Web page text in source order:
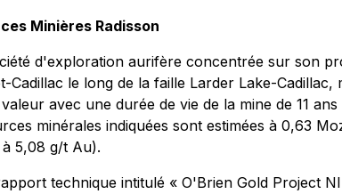
Minières Radisson
d'exploration aurifère concentrée sur son
Cadillac le long de la faille Larder Lake-
avec une durée de vie de la mine de 11
minérales indiquées sont estimées à 0,63
5,08 g/t Au).
technique intitulé « O'Brien Gold Project